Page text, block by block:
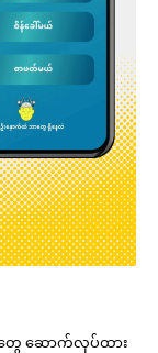
ေ ဆောက်လုပ်ထား